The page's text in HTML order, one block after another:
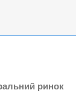
ринок